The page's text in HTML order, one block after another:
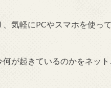
気軽にPCやスマホを使っ
が起きているのかをネッ